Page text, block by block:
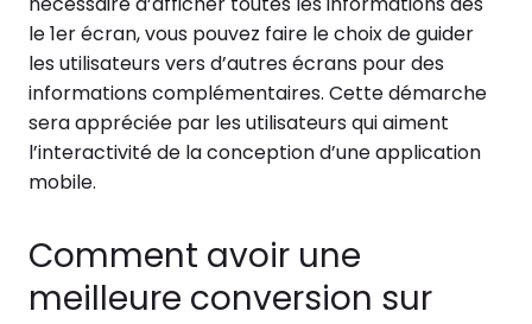
le 1er écran, vous pouvez faire le choix de guider
les utilisateurs vers d’autres écrans pour des
informations complémentaires. Cette démarche
sera appréciée par les utilisateurs qui aiment
l’interactivité de la conception d’une application
mobile.
Comment avoir une
meilleure conversion sur